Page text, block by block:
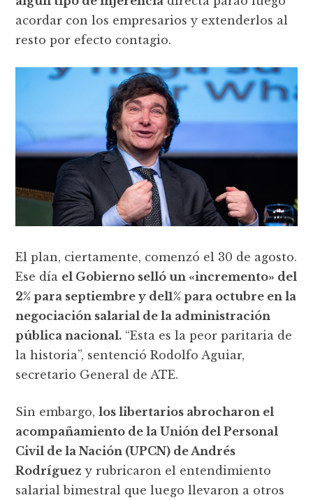
acordar con los empresarios y extenderlos al
resto por efecto contagio.
El plan, ciertamente, comenzó el 30 de agosto.
Ese día el Gobierno selló un «incremento» del
2% para septiembre y del1% para octubre en la
negociación salarial de la administración
pública nacional. “Esta es la peor paritaria de
la historia”, sentenció Rodolfo Aguiar,
secretario General de ATE.
Sin embargo,los libertarios abrocharon el
acompañamiento de la Unión del Personal
Civil de la Nación (UPCN) de Andrés
Rodríguez y rubricaron el entendimiento
salarial bimestral que luego llevaron a otros